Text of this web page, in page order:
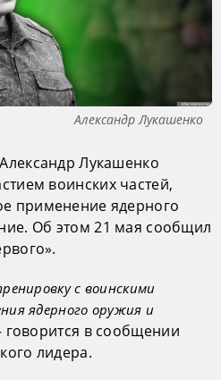
Александр Лукашенко
Лукашенко
воинских частей,
применение ядерного
Об этом 21 мая сообщил
с воинскими
ядерного оружия и
в сообщении
лидера.